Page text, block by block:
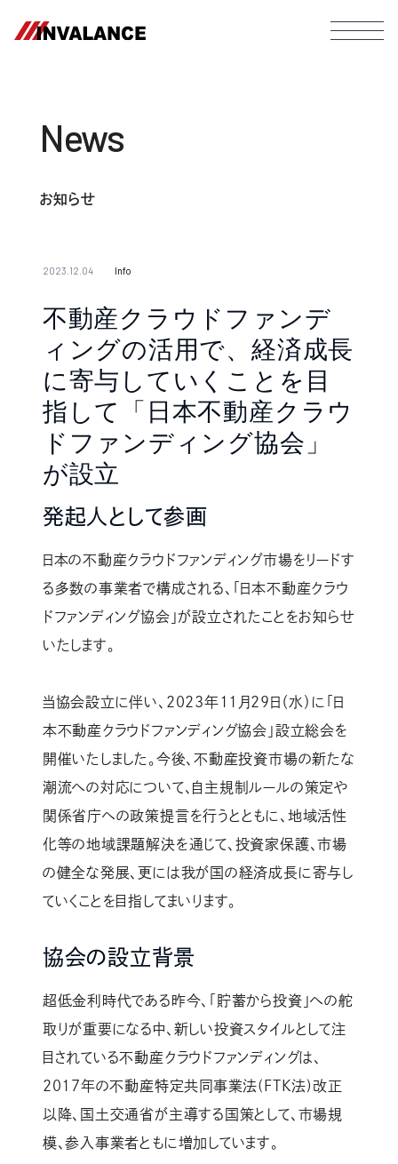
News
お知らせ
2023.12.04 Info
不動産クラウドファンデ
ィングの活用で、経済成長
に寄与していくことを目
指して「日本不動産クラウ
ドファンディング協会」
が設立
発起人として参画
日本の不動産クラウドファンディング市場をリードす
る多数の事業者で構成される、「日本不動産クラウ
ドファンディング協会」が設立されたことをお知らせ
いたします。
当協会設立に伴い、2023年11月29日（水）に「日
本不動産クラウドファンディング協会」設立総会を
開催いたしました。今後、不動産投資市場の新たな
潮流への対応について、自主規制ルールの策定や
関係省庁への政策提言を行うとともに、地域活性
化等の地域課題解決を通じて、投資家保護、市場
の健全な発展、更には我が国の経済成長に寄与し
ていくことを目指してまいります。
協会の設立背景
超低金利時代である昨今、「貯蓄から投資」への舵
取りが重要になる中、新しい投資スタイルとして注
目されている不動産クラウドファンディングは、
2017年の不動産特定共同事業法(FTK法)改正
以降、国土交通省が主導する国策として、市場規
模、参入事業者ともに増加しています。